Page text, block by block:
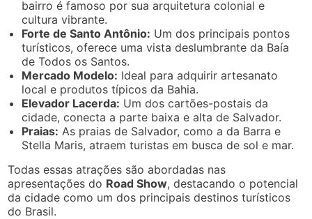
bairro é famoso por sua arquitetura colonial e
cultura vibrante.
Forte de Santo Antônio: Um dos principais pontos
turísticos, oferece uma vista deslumbrante da Baía
de Todos os Santos.
Mercado Modelo: Ideal para adquirir artesanato
local e produtos típicos da Bahia.
Elevador Lacerda: Um dos cartões-postais da
cidade, conecta a parte baixa e alta de Salvador.
Praias: As praias de Salvador, como a da Barra e
Stella Maris, atraem turistas em busca de sol e mar.
Todas essas atrações são abordadas nas
apresentações do Road Show, destacando o potencial
da cidade como um dos principais destinos turísticos
do Brasil.